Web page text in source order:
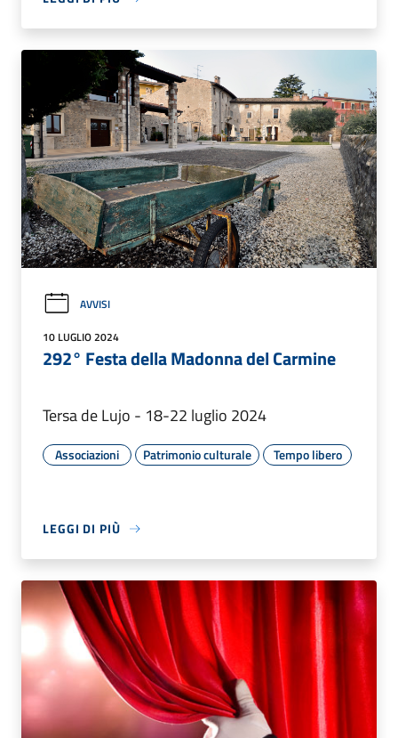
AVVISI
10 LUGLIO 2024
292° Festa della Madonna del Carmine
Tersa de Lujo - 18-22 luglio 2024
Associazioni Patrimonio culturale Tempo libero
LEGGI DI PIÙ